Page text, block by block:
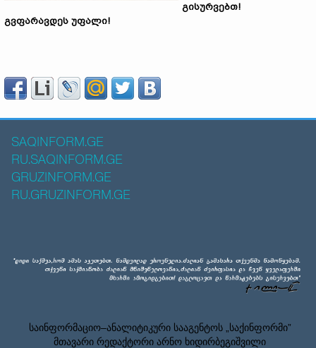
გისურვებთ!
გვფარავდეს უფალი!
SAQINFORM.GE
RU.SAQINFORM.GE
GRUZINFORM.GE
RU.GRUZINFORM.GE
საინფორმაციო–ანალიტიკური სააგენტოს „საქინფორმი”
მთავარი რედაქტორი არნო ხიდირბეგიშვილი